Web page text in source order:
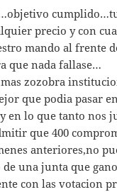
precio y con
mando al frente
que nada fallase…
zozobra
que podia pasar
en lo que tanto nos
que 400
anteriores,no
una junta que gano
con las votacion